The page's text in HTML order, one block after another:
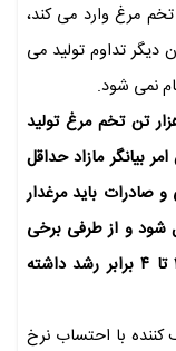
مرغ وارد می کند،
تداوم تولید می
نمی شود.
وی براساس آمار در اردیبهشت ۱۰۵ هزار تن تخم مرغ تولید
که این امر بیانگر مازاد حداقل
صادرات باید مرغدار
شود و از طرفی برخی
اقلام مواد اولیه وارداتی طی ۴۰ روز گذشته ۲ تا ۴ برابر رشد داشته
با احتساب نرخ